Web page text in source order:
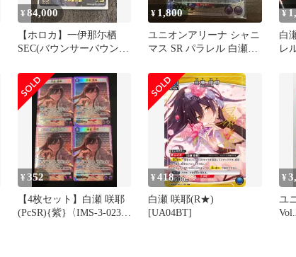
¥84,000
【ホロカ】一伊那尓栖
SEC(バウンサーバウン
¥ 1,800
ユニオンアリーナ シャニ
マス SR パラレル 白瀬咲
¥
白
レ
¥352
【4枚セット】白瀬 咲耶
(PcSR){紫}〈IMS-3-023〉
¥418
白瀬 咲耶(R★)
[UA04BT]
¥
ユ